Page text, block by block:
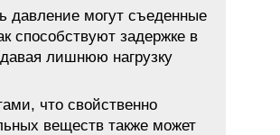
давление могут съеденные
способствуют задержке в
лишнюю нагрузку
что свойственно
веществ также может